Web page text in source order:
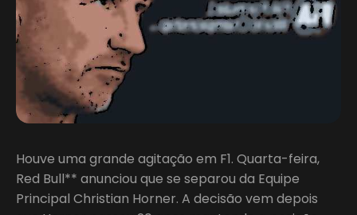
Houve uma grande agitação em F1. Quarta-feira,
Red Bull** anunciou que se separou da Equipe
Principal Christian Horner. A decisão vem depois